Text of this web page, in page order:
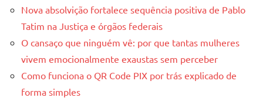
Nova absolvição fortalece sequência positiva de Pablo
Tatim na Justiça e órgãos federais
O cansaço que ninguém vê: por que tantas mulheres
vivem emocionalmente exaustas sem perceber
Como funciona o QR Code PIX por trás explicado de
forma simples